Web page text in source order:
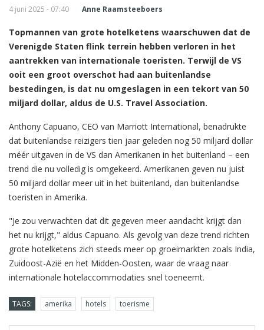
4 juni 2025 - 07:40 Anne Raamsteeboers
Topmannen van grote hotelketens waarschuwen dat de
Verenigde Staten flink terrein hebben verloren in het
aantrekken van internationale toeristen. Terwijl de VS
ooit een groot overschot had aan buitenlandse
bestedingen, is dat nu omgeslagen in een tekort van 50
miljard dollar, aldus de U.S. Travel Association.
Anthony Capuano, CEO van Marriott International, benadrukte
dat buitenlandse reizigers tien jaar geleden nog 50 miljard dollar
méér uitgaven in de VS dan Amerikanen in het buitenland – een
trend die nu volledig is omgekeerd. Amerikanen geven nu juist
50 miljard dollar meer uit in het buitenland, dan buitenlandse
toeristen in Amerika.
"Je zou verwachten dat dit gegeven meer aandacht krijgt dan
het nu krijgt," aldus Capuano. Als gevolg van deze trend richten
grote hotelketens zich steeds meer op groeimarkten zoals India,
Zuidoost-Azië en het Midden-Oosten, waar de vraag naar
internationale hotelaccommodaties snel toeneemt.
TAGS: amerika hotels toerisme